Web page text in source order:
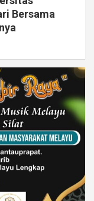
Bersama